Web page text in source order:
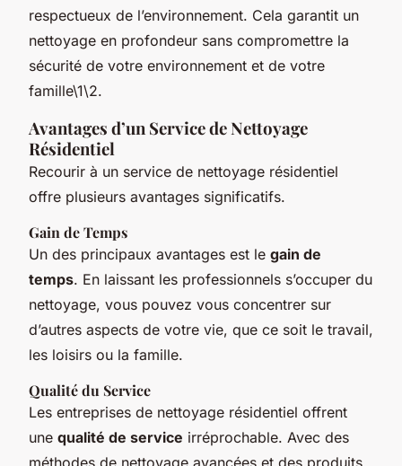
respectueux de l’environnement. Cela garantit un
nettoyage en profondeur sans compromettre la
sécurité de votre environnement et de votre
famille\1\2.
Avantages d’un Service de Nettoyage
Résidentiel
Recourir à un service de nettoyage résidentiel
offre plusieurs avantages significatifs.
Gain de Temps
Un des principaux avantages est le gain de
temps. En laissant les professionnels s’occuper du
nettoyage, vous pouvez vous concentrer sur
d’autres aspects de votre vie, que ce soit le travail,
les loisirs ou la famille.
Qualité du Service
Les entreprises de nettoyage résidentiel offrent
une qualité de service irréprochable. Avec des
méthodes de nettoyage avancées et des produits